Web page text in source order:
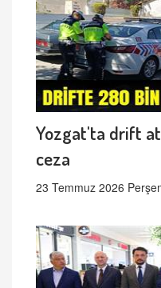
Yozgat'ta drift
ceza
23 Temmuz 2026